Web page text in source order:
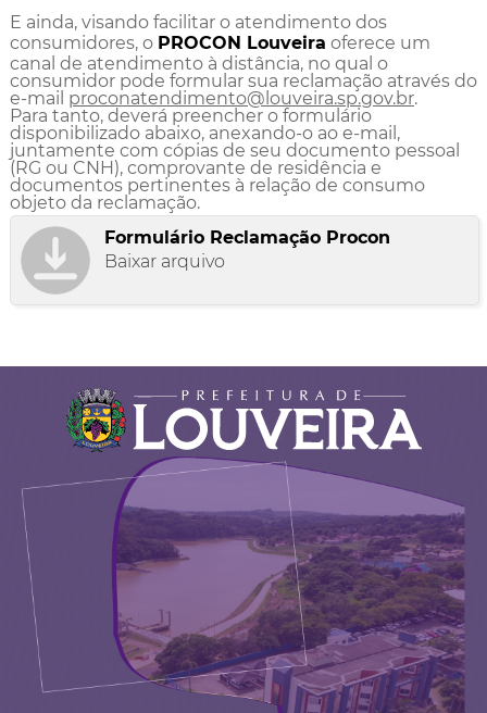
E ainda, visando facilitar o atendimento dos
consumidores, o PROCON Louveira oferece um
canal de atendimento à distância, no qual o
consumidor pode formular sua reclamação através do
e-mail proconatendimento@louveira.sp.gov.br.
Para tanto, deverá preencher o formulário
disponibilizado abaixo, anexando-o ao e-mail,
juntamente com cópias de seu documento pessoal
(RG ou CNH), comprovante de residência e
documentos pertinentes à relação de consumo
objeto da reclamação.
Formulário Reclamação Procon
Baixar arquivo